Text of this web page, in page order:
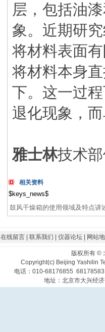
层，包括油
象。近期研
将材料表面
将材料本身
下。这一过
退化现象，
雅士林技术
相关资料
$keys_news$
鼓风干燥箱的使用领域及特点讲
在线留言 联系我们 仪器论坛 网站
版权所有©
Copyright(c) Beijing Yashilin
电话：010-68176855
地址：北京市大兴经